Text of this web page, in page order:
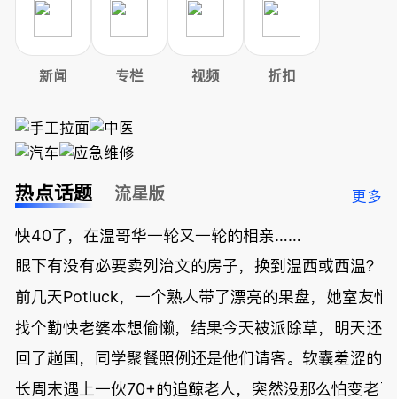
新闻 专栏 视频 折扣
热点话题 流星版 更多
快40了，在温哥华一轮又一轮的相亲……
眼下有没有必要卖列治文的房子，换到温西或西温？
前几天Potluck，一个熟人带了漂亮的果盘，她室友悄
找个勤快老婆本想偷懒，结果今天被派除草，明天还
回了趟国，同学聚餐照例还是他们请客。软囊羞涩的
长周末遇上一伙70+的追鲸老人，突然没那么怕变老了